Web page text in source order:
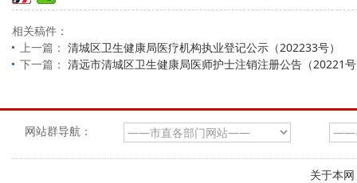
相关稿件：
上一篇： 清城区卫生健康局医疗机构执业登记公示（202233号）
下一篇： 清远市清城区卫生健康局医师护士注销注册公告（20221
网站群导航：
关于本网